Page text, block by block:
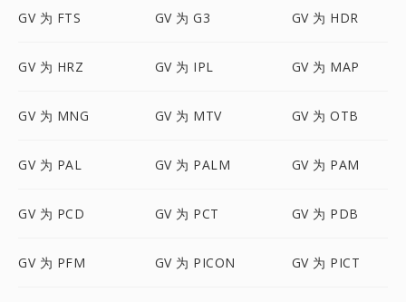
GV 为 FTS GV 为 G3 GV 为 HDR
GV 为 HRZ GV 为 IPL GV 为 MAP
GV 为 MNG GV 为 MTV GV 为 OTB
GV 为 PAL GV 为 PALM GV 为 PAM
GV 为 PCD GV 为 PCT GV 为 PDB
GV 为 PFM GV 为 PICON GV 为 PICT